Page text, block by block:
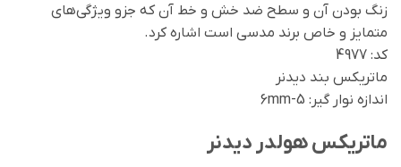
زنگ بودن آن و سطح ضد خش و خط آن که جزو ویژگی‌های
متمایز و خاص برند مدسی است اشاره کرد.
کد: 4977
ماتریکس بند دیدنر
اندازه نوار گیر: 5-6mm
ماتریکس هولدر دیدنر